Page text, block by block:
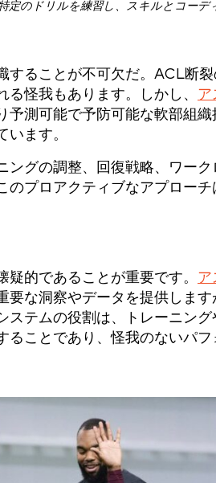
のドリルを練習し、スキルとコーデ
することが不可欠だ。ACL断
怪我もあります。しかし、 ア
予測可能で予防可能な軟部組
ます。
グの調整、回復戦略、ワー
のプロアクティブなアプロー
的であることが重要です。 ア
要な洞察やデータを提供しま
ステムの役割は、トレーニン
ことであり、怪我のないパ